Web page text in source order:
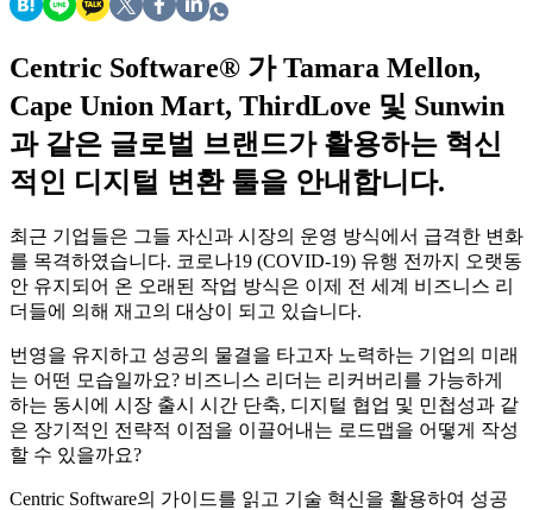
Centric Software® 가 Tamara Mellon,
Cape Union Mart, ThirdLove 및 Sunwin
과 같은 글로벌 브랜드가 활용하는 혁신
적인 디지털 변환 툴을 안내합니다.
최근 기업들은 그들 자신과 시장의 운영 방식에서 급격한 변화
를 목격하였습니다. 코로나19 (COVID-19) 유행 전까지 오랫동
안 유지되어 온 오래된 작업 방식은 이제 전 세계 비즈니스 리
더들에 의해 재고의 대상이 되고 있습니다.
번영을 유지하고 성공의 물결을 타고자 노력하는 기업의 미래
는 어떤 모습일까요? 비즈니스 리더는 리커버리를 가능하게
하는 동시에 시장 출시 시간 단축, 디지털 협업 및 민첩성과 같
은 장기적인 전략적 이점을 이끌어내는 로드맵을 어떻게 작성
할 수 있을까요?
Centric Software의 가이드를 읽고 기술 혁신을 활용하여 성공